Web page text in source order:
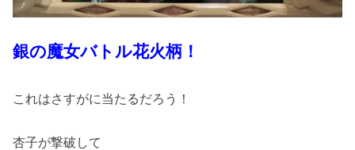
銀の魔女バトル花火柄！
これはさすがに当たるだろう！
杏子が撃破して